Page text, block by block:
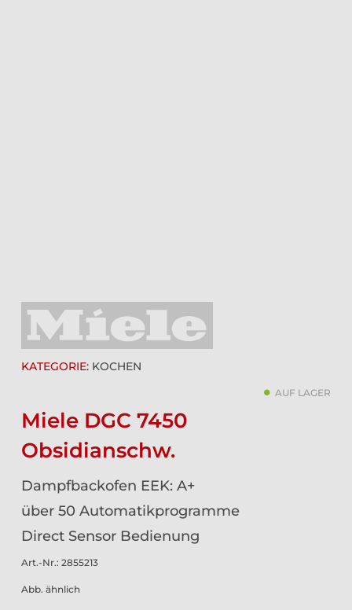
KATEGORIE: KOCHEN
AUF LAGER
Miele DGC 7450
Obsidianschw.
Dampfbackofen EEK: A+
über 50 Automatikprogramme
Direct Sensor Bedienung
Art.-Nr.: 2855213
Abb. ähnlich